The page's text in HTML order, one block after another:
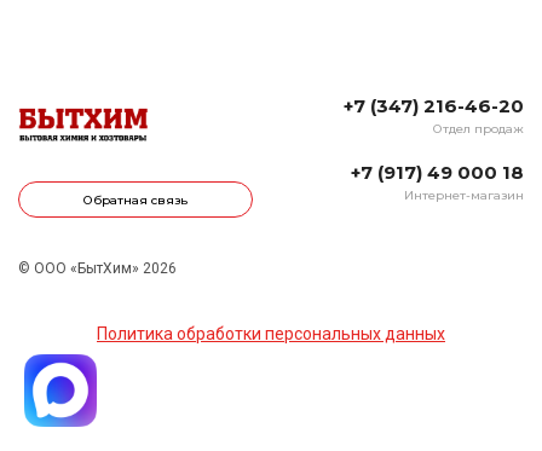
Обратная связь
+7 (347) 216-46-20
Отдел продаж
+7 (917) 49 000 18
Интернет-магазин
© ООО «БытХим» 2026
Политика обработки персональных данных